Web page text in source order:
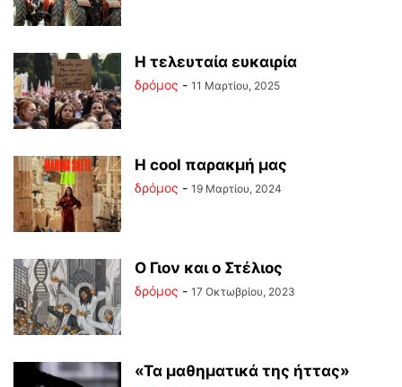
Η τελευταία ευκαιρία
δρόμος - 11 Μαρτίου, 2025
Η cool παρακμή μας
δρόμος - 19 Μαρτίου, 2024
Ο Γιον και ο Στέλιος
δρόμος - 17 Οκτωβρίου, 2023
«Τα μαθηματικά της ήττας»